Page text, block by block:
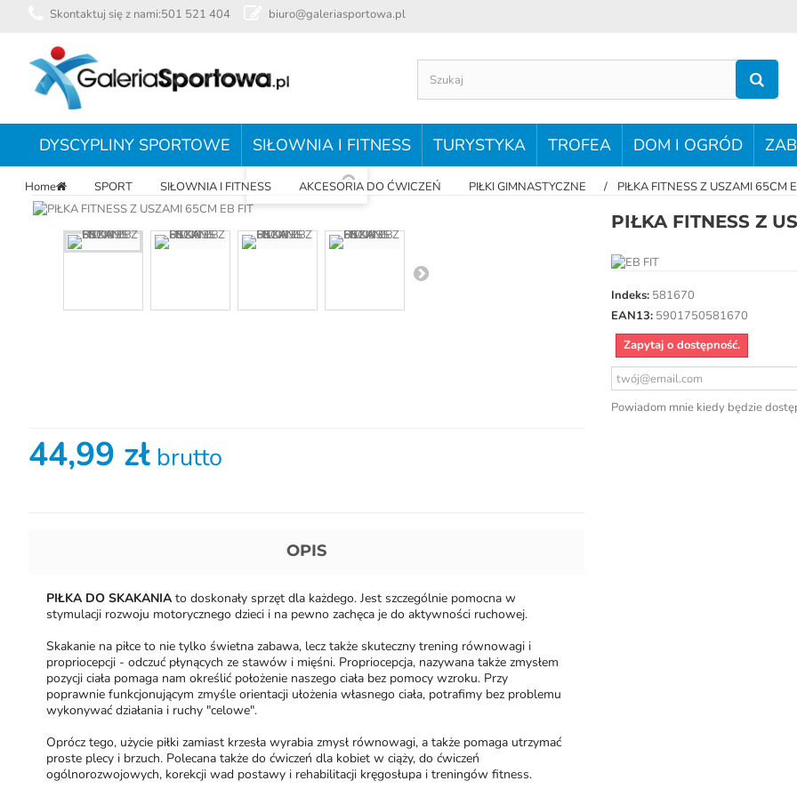
Skontaktuj się z nami:501 521 404 biuro@galeriasportowa.pl
DYSCYPLINY SPORTOWE SIŁOWNIA I FITNESS TURYSTYKA TROFEA DOM I OGRÓD
Home SPORT SIŁOWNIA I FITNESS AKCESORIA DO ĆWICZEŃ PIŁKI GIMNASTYCZNE PIŁKA FITNESS Z USZAMI 65CM
Zobacz większe
PIŁKA FITNESS Z
Indeks: 581670
EAN13: 5901750581670
Zapytaj o dostępność.
Powiadom mnie kiedy będzie
44,99 zł brutto
OPIS
PIŁKA DO SKAKANIA to doskonały sprzęt dla każdego. Jest szczególnie pomocna w
stymulacji rozwoju motorycznego dzieci i na pewno zachęca je do aktywności ruchowej.
Skakanie na piłce to nie tylko świetna zabawa, lecz także skuteczny trening równowagi i
propriocepcji - odczuć płynących ze stawów i mięśni. Propriocepcja, nazywana także zmysłem
pozycji ciała pomaga nam określić położenie naszego ciała bez pomocy wzroku. Przy
poprawnie funkcjonującym zmyśle orientacji ułożenia własnego ciała, potrafimy bez problemu
wykonywać działania i ruchy "celowe".
Oprócz tego, użycie piłki zamiast krzesła wyrabia zmysł równowagi, a także pomaga utrzymać
proste plecy i brzuch. Polecana także do ćwiczeń dla kobiet w ciąży, do ćwiczeń
ogólnorozwojowych, korekcji wad postawy i rehabilitacji kręgosłupa i treningów fitness.